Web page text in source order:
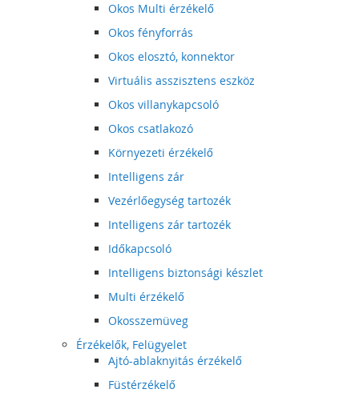
Okos Multi érzékelő
Okos fényforrás
Okos elosztó, konnektor
Virtuális asszisztens eszköz
Okos villanykapcsoló
Okos csatlakozó
Környezeti érzékelő
Intelligens zár
Vezérlőegység tartozék
Intelligens zár tartozék
Időkapcsoló
Intelligens biztonsági készlet
Multi érzékelő
Okosszemüveg
Érzékelők, Felügyelet
Ajtó-ablaknyitás érzékelő
Füstérzékelő